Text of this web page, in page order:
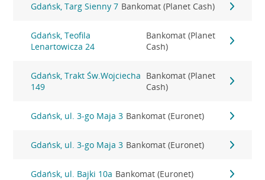
Gdańsk, Targ Sienny 7 Bankomat (Planet Cash)
Gdańsk, Teofila
Lenartowicza 24
Bankomat (Planet
Cash)
Gdańsk, Trakt Św.Wojciecha
149
Bankomat (Planet
Cash)
Gdańsk, ul. 3-go Maja 3 Bankomat (Euronet)
Gdańsk, ul. 3-go Maja 3 Bankomat (Euronet)
Gdańsk, ul. Bajki 10a Bankomat (Euronet)